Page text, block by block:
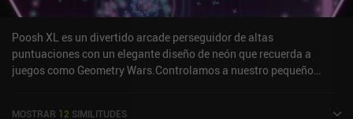
Poosh XL es un divertido arcade perseguidor de altas
puntuaciones con un elegante diseño de neón que recuerda a
juegos como Geometry Wars.Controlamos a nuestro pequeño
MOSTRAR 12 SIMILITUDES